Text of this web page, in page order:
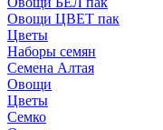
Овощи ЦВЕТ пак
Цветы
Наборы семян
Семена Алтая
Овощи
Цветы
Семко